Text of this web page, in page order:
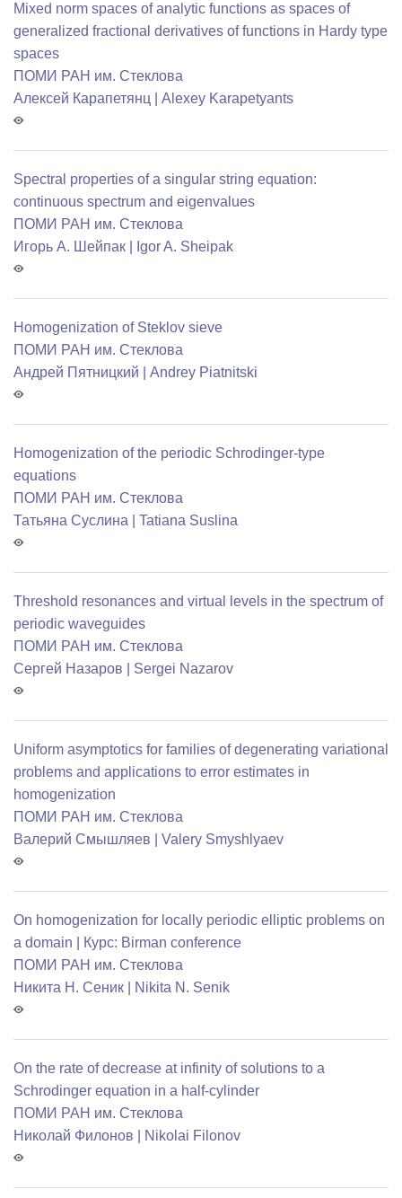
Mixed norm spaces of analytic functions as spaces of
generalized fractional derivatives of functions in Hardy type
spaces
ПОМИ РАН им. Стеклова
Алексей Карапетянц | Alexey Karapetyants
Spectral properties of a singular string equation:
continuous spectrum and eigenvalues
ПОМИ РАН им. Стеклова
Игорь А. Шейпак | Igor A. Sheipak
Homogenization of Steklov sieve
ПОМИ РАН им. Стеклова
Андрей Пятницкий | Andrey Piatnitski
Homogenization of the periodic Schrodinger-type
equations
ПОМИ РАН им. Стеклова
Татьяна Суслина | Tatiana Suslina
Threshold resonances and virtual levels in the spectrum of
periodic waveguides
ПОМИ РАН им. Стеклова
Сергей Назаров | Sergei Nazarov
Uniform asymptotics for families of degenerating variational
problems and applications to error estimates in
homogenization
ПОМИ РАН им. Стеклова
Валерий Смышляев | Valery Smyshlyaev
On homogenization for locally periodic elliptic problems on
a domain | Курс: Birman conference
ПОМИ РАН им. Стеклова
Никита Н. Сеник | Nikita N. Senik
On the rate of decrease at infinity of solutions to a
Schrodinger equation in a half-cylinder
ПОМИ РАН им. Стеклова
Николай Филонов | Nikolai Filonov